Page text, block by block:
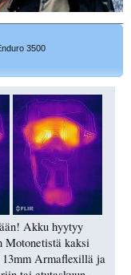
3500
Akku hyytyy
Motonetistä kaksi
Armaflexillä ja